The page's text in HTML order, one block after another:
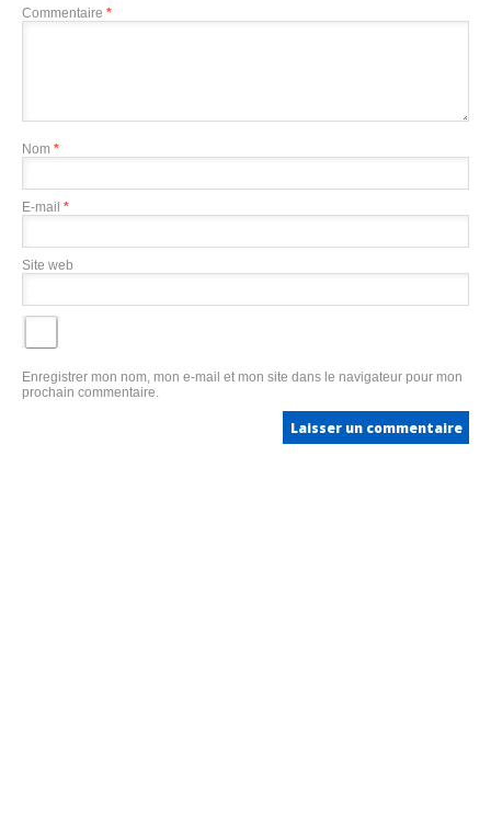
Commentaire *
Nom *
E-mail *
Site web
Enregistrer mon nom, mon e-mail et mon site dans le navigateur pour mon
prochain commentaire.